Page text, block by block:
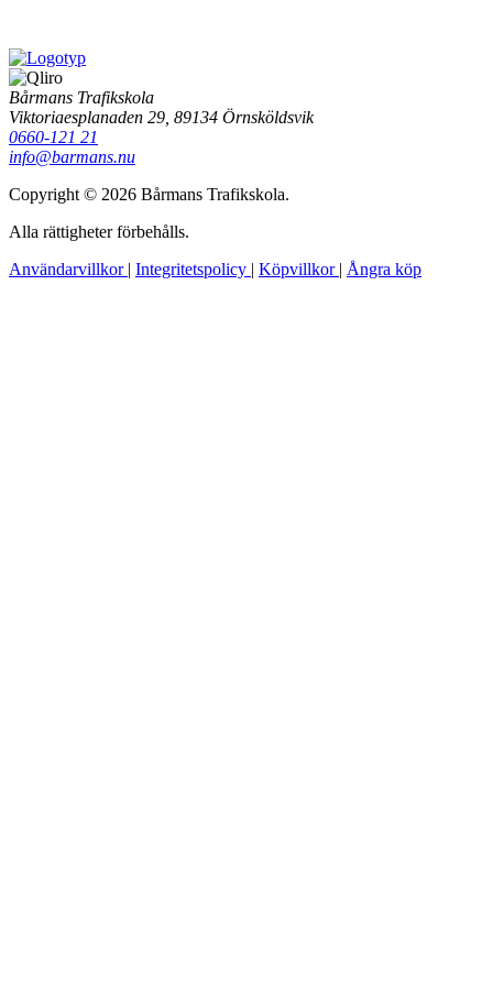
Bårmans Trafikskola
Viktoriaesplanaden 29, 89134 Örnsköldsvik
0660-121 21
info@barmans.nu
Copyright © 2026 Bårmans Trafikskola.
Alla rättigheter förbehålls.
Användarvillkor | Integritetspolicy | Köpvillkor | Ångra köp